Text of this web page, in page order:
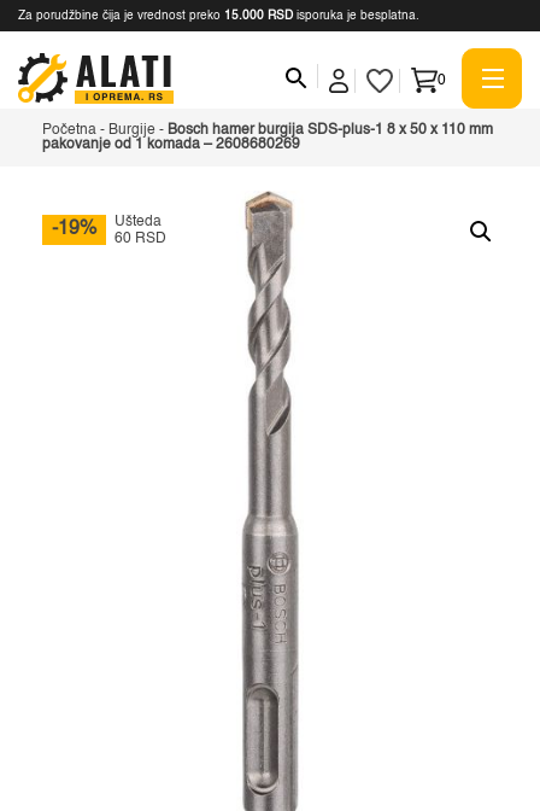
Za porudžbine čija je vrednost preko 15.000 RSD isporuka je besplatna.
0
Početna - Burgije - Bosch hamer burgija SDS-plus-1 8 x 50 x 110 mm
pakovanje od 1 komada – 2608680269
-19%
Ušteda
60 RSD